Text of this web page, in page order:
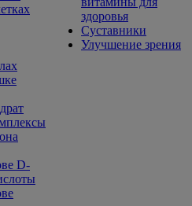
D-
здоровья
Суставники
Улучшение зрения